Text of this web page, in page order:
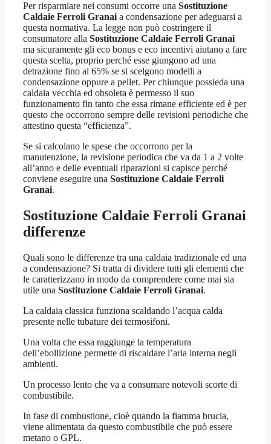
Per risparmiare nei consumi occorre una Sostituzione
Caldaie Ferroli Granai a condensazione per adeguarsi a
questa normativa. La legge non può costringere il
consumatore alla Sostituzione Caldaie Ferroli Granai
ma sicuramente gli eco bonus e eco incentivi aiutano a fare
questa scelta, proprio perché esse giungono ad una
detrazione fino al 65% se si scelgono modelli a
condensazione oppure a pellet. Per chiunque possieda una
caldaia vecchia ed obsoleta è permesso il suo
funzionamento fin tanto che essa rimane efficiente ed è per
questo che occorrono sempre delle revisioni periodiche che
attestino questa “efficienza”.
Se si calcolano le spese che occorrono per la
manutenzione, la revisione periodica che va da 1 a 2 volte
all’anno e delle eventuali riparazioni si capisce perché
conviene eseguire una Sostituzione Caldaie Ferroli
Granai.
Sostituzione Caldaie Ferroli Granai
differenze
Quali sono le differenze tra una caldaia tradizionale ed una
a condensazione? Si tratta di dividere tutti gli elementi che
le caratterizzano in modo da comprendere come mai sia
utile una Sostituzione Caldaie Ferroli Granai.
La caldaia classica funziona scaldando l’acqua calda
presente nelle tubature dei termosifoni.
Una volta che essa raggiunge la temperatura
dell’ebollizione permette di riscaldare l’aria interna negli
ambienti.
Un processo lento che va a consumare notevoli scorte di
combustibile.
In fase di combustione, cioè quando la fiamma brucia,
viene alimentata da questo combustibile che può essere
metano o GPL.